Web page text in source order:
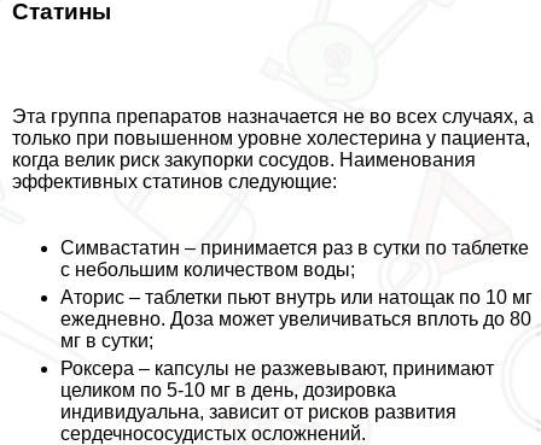
Статины
Эта группа препаратов назначается не во всех случаях, а
только при повышенном уровне холестерина у пациента,
когда велик риск закупорки сосудов. Наименования
эффективных статинов следующие:
Симвастатин – принимается раз в сутки по таблетке
с небольшим количеством воды;
Аторис – таблетки пьют внутрь или натощак по 10 мг
ежедневно. Доза может увеличиваться вплоть до 80
мг в сутки;
Роксера – капсулы не разжевывают, принимают
целиком по 5-10 мг в день, дозировка
индивидуальна, зависит от рисков развития
сердечнососудистых осложнений.